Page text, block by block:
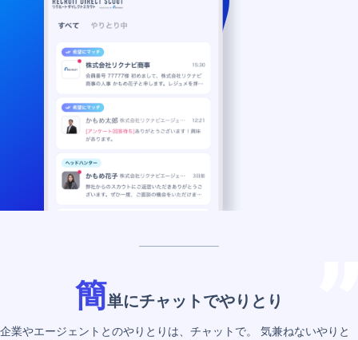
簡単にチャットでやりとり
企業やエージェントとのやりとりは、チャットで。
気兼ねないやりと